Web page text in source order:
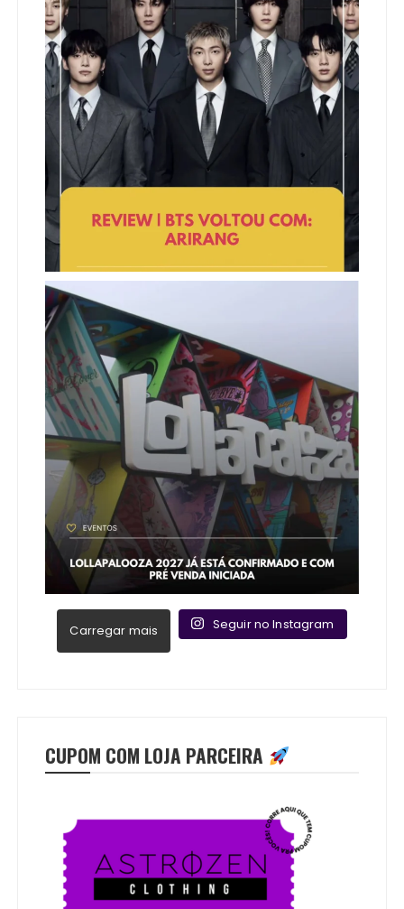
Carregar mais Seguir no Instagram
CUPOM COM LOJA PARCEIRA